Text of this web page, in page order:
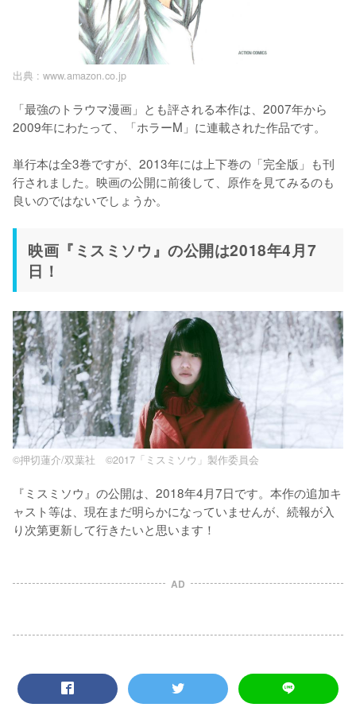
出典 : www.amazon.co.jp
「最強のトラウマ漫画」とも評される本作は、2007年から
2009年にわたって、「ホラーM」に連載された作品です。
単行本は全3巻ですが、2013年には上下巻の「完全版」も刊
行されました。映画の公開に前後して、原作を見てみるのも
良いのではないでしょうか。
映画『ミスミソウ』の公開は2018年4月7
日！
©押切蓮介/双葉社 ©2017「ミスミソウ」製作委員会
『ミスミソウ』の公開は、2018年4月7日です。本作の追加キ
ャスト等は、現在まだ明らかになっていませんが、続報が入
り次第更新して行きたいと思います！
AD